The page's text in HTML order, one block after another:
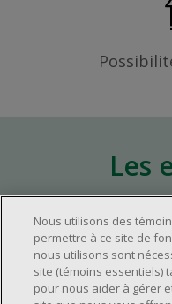
Les
Environ un (1) an
dans l'industrie
Environ un (1) an
supervision.
Nous utilisons des
permettre à ce site de
nous utilisons sont
site (témoins essentiels)
pour nous aider à gérer